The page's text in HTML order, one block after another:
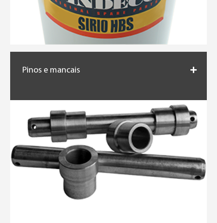
Pinos e mancais